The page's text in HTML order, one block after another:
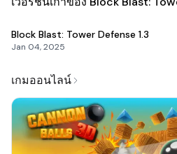
Block Blast: Tower Defense 1.3
Jan 04, 2025
เกมออนไลน์